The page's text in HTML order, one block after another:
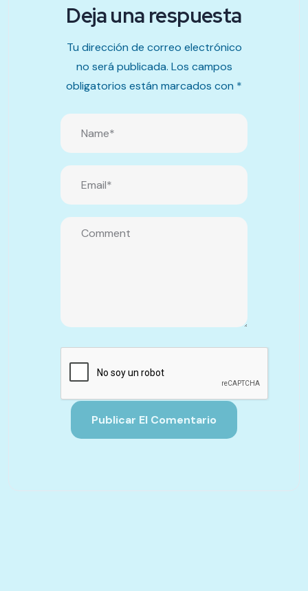
Deja una respuesta
Tu dirección de correo electrónico
no será publicada. Los campos
obligatorios están marcados con *